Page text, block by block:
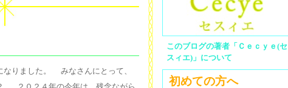
りました。 みなさんにとって、
このブログの著者「Ｃｅｃｙｅ(セ
スィエ)」について
初めての方へ